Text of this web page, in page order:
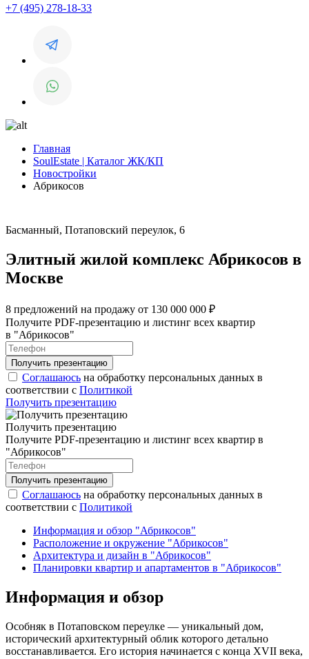
+7 (495) 278-18-33
Главная
SoulEstate | Каталог ЖК/КП
Новостройки
Абрикосов
Басманный, Потаповский переулок, 6
Элитный жилой комплекс Абрикосов в
Москве
8 предложений на продажу от 130 000 000 ₽
Получите PDF-презентацию и листинг всех квартир
в "Абрикосов"
Соглашаюсь на обработку персональных данных в
соответствии с Политикой
Получить презентацию
Получить презентацию
Получите PDF-презентацию и листинг всех квартир в
"Абрикосов"
Соглашаюсь на обработку персональных данных в
соответствии с Политикой
Информация и обзор "Абрикосов"
Расположение и окружение "Абрикосов"
Архитектура и дизайн в "Абрикосов"
Планировки квартир и апартаментов в "Абрикосов"
Информация и обзор
Особняк в Потаповском переулке — уникальный дом,
исторический архитектурный облик которого детально
восстанавливается. Его история начинается с конца XVII века,